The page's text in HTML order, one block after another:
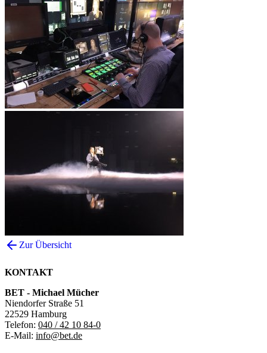
Zur Übersicht
KONTAKT
BET - Michael Mücher
Niendorfer Straße 51
22529 Hamburg
Telefon: 040 / 42 10 84-0
E-Mail: info@bet.de